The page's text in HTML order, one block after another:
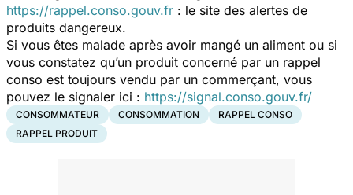
https://rappel.conso.gouv.fr : le site des alertes de
produits dangereux.
Si vous êtes malade après avoir mangé un aliment ou si
vous constatez qu’un produit concerné par un rappel
conso est toujours vendu par un commerçant, vous
pouvez le signaler ici : https://signal.conso.gouv.fr/
CONSOMMATEUR CONSOMMATION
RAPPEL CONSO
RAPPEL PRODUIT